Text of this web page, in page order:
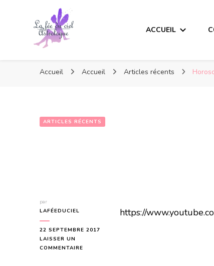
ACCUEIL
Accueil Accueil Articles récents
ARTICLES RÉCENTS
par
LAFÉEDUCIEL
22 SEPTEMBRE 2017
LAISSER UN
COMMENTAIRE
https://